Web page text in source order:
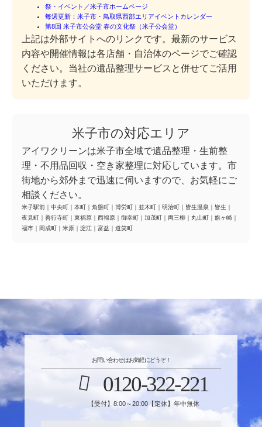
祭・イベント／米子市ホームページ
毎週更新：米子市・鳥取県西部エリアイベントカレンダー
第8回 米子市公会堂 春の文化祭（米子公会堂）
上記は外部サイトへのリンクです。最新のサービス
内容や開催情報は各店舗・自治体のページでご確認
ください。当社の遺品整理サービスと併せてご活用
いただけます。
米子市の対応エリア
アイワクリーンは米子市全域で遺品整理・生前整
理・不用品回収・空き家整理に対応しています。市
街地から郊外まで迅速に伺いますので、お気軽にご
相談ください。
米子駅前 ｜ 中央町 ｜ 本町 ｜ 角盤町 ｜ 博労町 ｜ 並木町 ｜ 明治町 ｜ 皆生温泉 ｜ 皆生 ｜
夜見町 ｜ 善行寺町 ｜ 東福原 ｜ 西福原 ｜ 御幸町 ｜ 加茂町 ｜ 両三柳 ｜ 丸山町 ｜ 旗ヶ崎 ｜
福市 ｜ 岡成町 ｜ 米原 ｜ 淀江 ｜ 富益 ｜ 道笑町
お問い合わせはお気軽にどうぞ！
0120-322-221
【受付】8:00～20:00【定休】年中無休